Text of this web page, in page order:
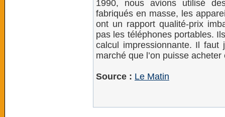
1990, nous avions utilisé
fabriqués en masse, les
ont un rapport qualité-prix
pas les téléphones portables.
calcul impressionnante. Il
marché que l’on puisse
Source : Le Matin